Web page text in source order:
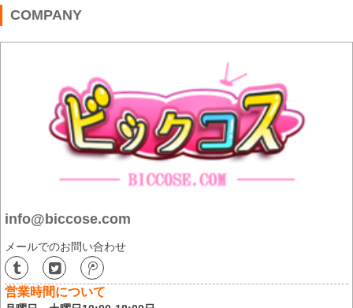
COMPANY
info@biccose.com
メールでのお問い合わせ
営業時間について